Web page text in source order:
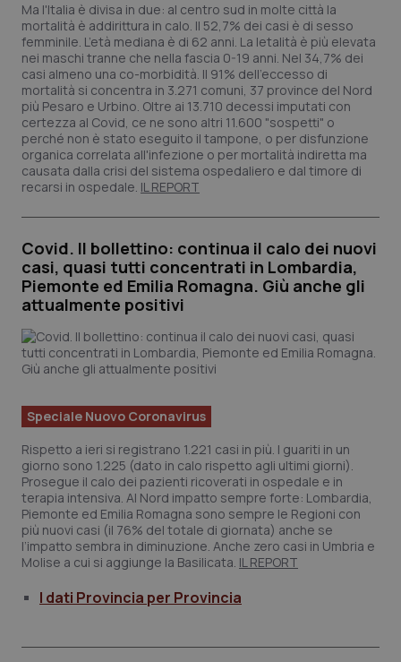
Ma l'Italia è divisa in due: al centro sud in molte città la
mortalità è addirittura in calo. Il 52,7% dei casi è di sesso
femminile. L’età mediana è di 62 anni. La letalità è più elevata
nei maschi tranne che nella fascia 0-19 anni. Nel 34,7% dei
casi almeno una co-morbidità. Il 91% dell’eccesso di
mortalità si concentra in 3.271 comuni, 37 province del Nord
più Pesaro e Urbino. Oltre ai 13.710 decessi imputati con
certezza al Covid, ce ne sono altri 11.600 "sospetti" o
perché non è stato eseguito il tampone, o per disfunzione
organica correlata all'infezione o per mortalità indiretta ma
causata dalla crisi del sistema ospedaliero e dal timore di
recarsi in ospedale. IL REPORT
Covid. Il bollettino: continua il calo dei nuovi
casi, quasi tutti concentrati in Lombardia,
Piemonte ed Emilia Romagna. Giù anche gli
attualmente positivi
Speciale Nuovo Coronavirus
Rispetto a ieri si registrano 1.221 casi in più. I guariti in un
giorno sono 1.225 (dato in calo rispetto agli ultimi giorni).
Prosegue il calo dei pazienti ricoverati in ospedale e in
terapia intensiva. Al Nord impatto sempre forte: Lombardia,
Piemonte ed Emilia Romagna sono sempre le Regioni con
più nuovi casi (il 76% del totale di giornata) anche se
l’impatto sembra in diminuzione. Anche zero casi in Umbria e
Molise a cui si aggiunge la Basilicata. IL REPORT
I dati Provincia per Provincia